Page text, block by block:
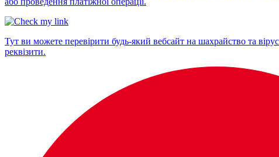
Тут ви можете перевірити будь-який вебсайт на шахрайство та
реквізити.